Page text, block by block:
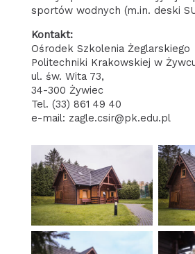
sportów wodnych (m.in. deski
Kontakt:
Ośrodek Szkolenia Żeglarskiego
Politechniki Krakowskiej w
ul. św. Wita 73,
34-300 Żywiec
Tel. (33) 861 49 40
e-mail: zagle.csir@pk.edu.pl
Duży domek
całoroczny